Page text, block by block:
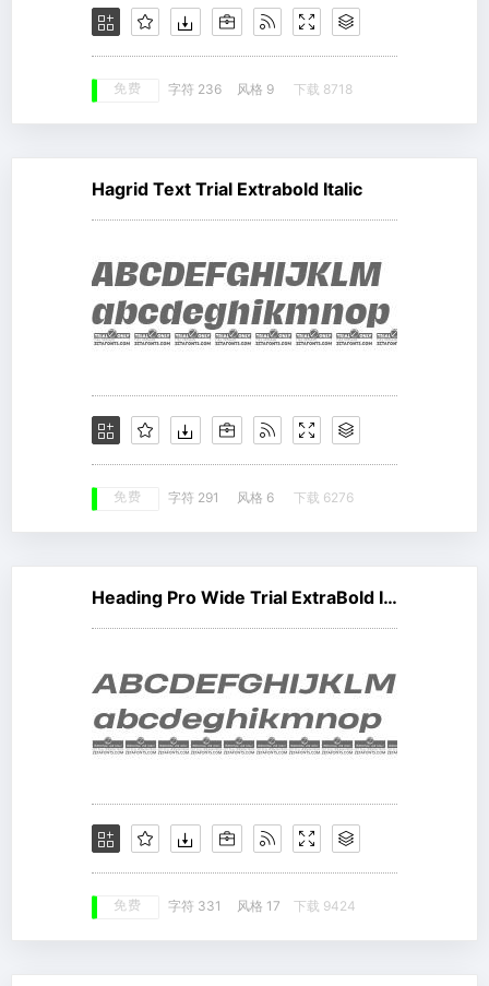
免费 字符 236 风格 9 下载 8718
Hagrid Text Trial Extrabold Italic
免费 字符 291 风格 6 下载 6276
Heading Pro Wide Trial ExtraBold Italic
免费 字符 331 风格 17 下载 9424